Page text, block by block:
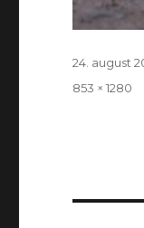
Postitatud
24. august
Täissuurus
853 × 1280